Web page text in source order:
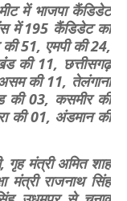
में भाजपा कैंडिडेट
में 195 कैंडिडेट का
51, एमपी की 24,
की 11, छत्तीसगढ़
की 11, तेलंगाना
की 03, कसमीर की
की 01, अंडमान की
गृह मंत्री अमित शाह
मंत्री राजनाथ सिंह